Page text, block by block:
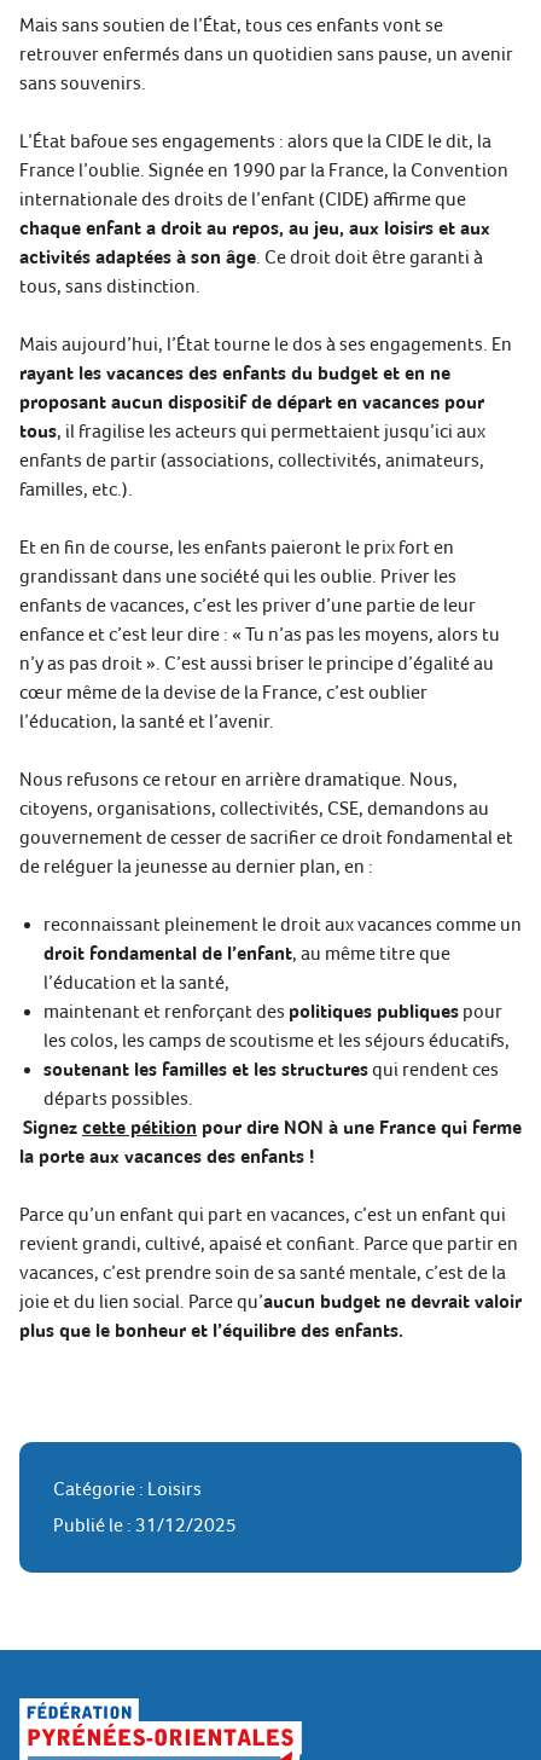
Mais sans soutien de l’État, tous ces enfants vont se
retrouver enfermés dans un quotidien sans pause, un avenir
sans souvenirs.
L’État bafoue ses engagements : alors que la CIDE le dit, la
France l’oublie. Signée en 1990 par la France, la Convention
internationale des droits de l’enfant (CIDE) affirme que
chaque enfant a droit au repos, au jeu, aux loisirs et aux
activités adaptées à son âge. Ce droit doit être garanti à
tous, sans distinction.
Mais aujourd’hui, l’État tourne le dos à ses engagements. En
rayant les vacances des enfants du budget et en ne
proposant aucun dispositif de départ en vacances pour
tous, il fragilise les acteurs qui permettaient jusqu’ici aux
enfants de partir (associations, collectivités, animateurs,
familles, etc.).
Et en fin de course, les enfants paieront le prix fort en
grandissant dans une société qui les oublie. Priver les
enfants de vacances, c’est les priver d’une partie de leur
enfance et c’est leur dire : « Tu n’as pas les moyens, alors tu
n’y as pas droit ». C’est aussi briser le principe d’égalité au
cœur même de la devise de la France, c’est oublier
l’éducation, la santé et l’avenir.
Nous refusons ce retour en arrière dramatique. Nous,
citoyens, organisations, collectivités, CSE, demandons au
gouvernement de cesser de sacrifier ce droit fondamental et
de reléguer la jeunesse au dernier plan, en :
reconnaissant pleinement le droit aux vacances comme un
droit fondamental de l’enfant, au même titre que
l’éducation et la santé,
maintenant et renforçant des politiques publiques pour
les colos, les camps de scoutisme et les séjours éducatifs,
soutenant les familles et les structuresqui rendent ces
départs possibles.
Signez cette pétition pour dire NON à une France qui ferme
la porte aux vacances des enfants !
Parce qu’un enfant qui part en vacances, c’est un enfant qui
revient grandi, cultivé, apaisé et confiant. Parce que partir en
vacances, c’est prendre soin de sa santé mentale, c’est de la
joie et du lien social. Parce qu’aucun budget ne devrait valoir
plus que le bonheur et l’équilibre des enfants.
Catégorie : Loisirs
Publié le : 31/12/2025